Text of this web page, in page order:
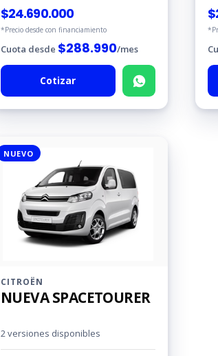
$24.690.000
*Precio desde con financiamiento
Cuota desde $288.990/mes
Cotizar
$
NUEVO
CITROËN
NUEVA SPACETOURER
2 versiones disponibles